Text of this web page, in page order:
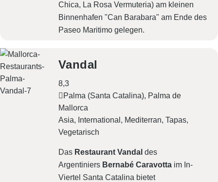
Chica, La Rosa Vermuteria) am kleinen
Binnenhafen "Can Barabara" am Ende des
Paseo Maritimo gelegen.
Vandal
8,3
Palma (Santa Catalina), Palma de
Mallorca
Asia
International Mediterran Tapas
Vegetarisch
Das Restaurant Vandal des
Argentiniers Bernabé Caravotta im In-
Viertel Santa Catalina bietet